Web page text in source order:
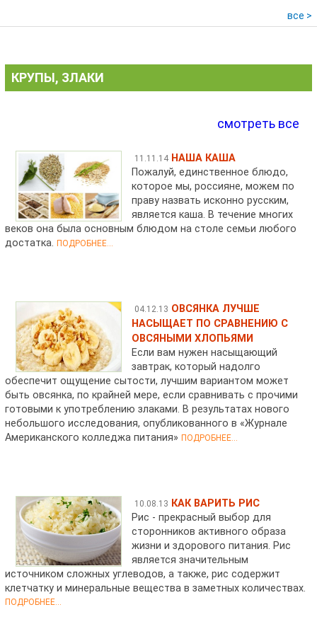
все >
КРУПЫ, ЗЛАКИ
смотреть все
11.11.14 НАША КАША
Пожалуй, единственное блюдо,
которое мы, россияне, можем по
праву назвать исконно русским,
является каша. В течение многих
веков она была основным блюдом на столе семьи любого
достатка.ПОДРОБНЕЕ...
04.12.13 ОВСЯНКА ЛУЧШЕ
НАСЫЩАЕТ ПО СРАВНЕНИЮ С
ОВСЯНЫМИ ХЛОПЬЯМИ
Если вам нужен насыщающий
завтрак, который надолго
обеспечит ощущение сытости, лучшим вариантом может
быть овсянка, по крайней мере, если сравнивать с прочими
готовыми к употреблению злаками. В результатах нового
небольшого исследования, опубликованного в «Журнале
Американского колледжа питания»ПОДРОБНЕЕ...
10.08.13 КАК ВАРИТЬ РИС
Рис - прекрасный выбор для
сторонников активного образа
жизни и здорового питания. Рис
является значительным
источником сложных углеводов, а также, рис содержит
клетчатку и минеральные вещества в заметных количествах.
ПОДРОБНЕЕ...